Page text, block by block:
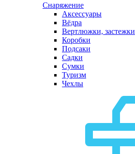
Снаряжение
Аксессуары
Вёдра
Вертлюжки, застежки
Коробки
Подсаки
Садки
Сумки
Туризм
Чехлы